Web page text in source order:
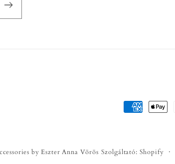
Fizetési
by Eszter Anna Vörös Szolgáltató: Shopify